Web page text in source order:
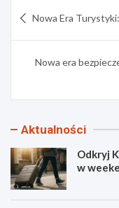
wpisu
Nowa Era
Nowa era
Aktualności
Odkryj
w